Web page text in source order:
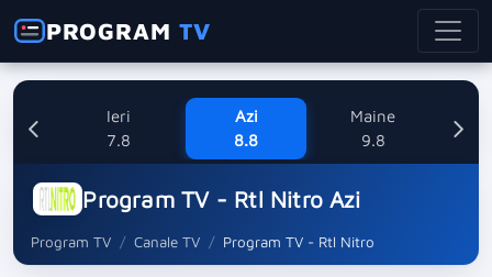
PROGRAMTV
Ieri
7.8
Azi
8.8
Maine
9.8
Program TV - Rtl Nitro Azi
Program TV Canale TV Program TV - Rtl Nitro